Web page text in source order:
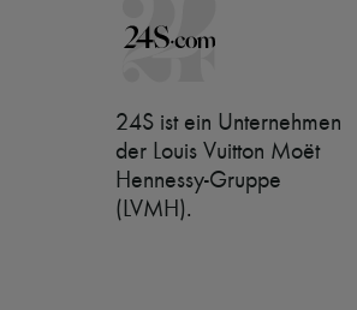
24S ist ein Unternehmen
der Louis Vuitton Moët
Hennessy-Gruppe
(LVMH).